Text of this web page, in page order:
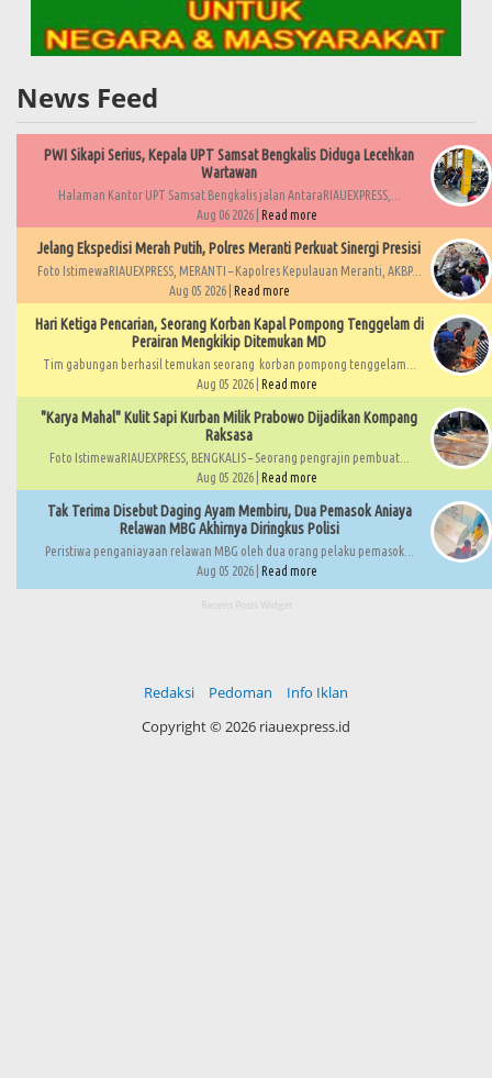
News Feed
PWI Sikapi Serius, Kepala UPT Samsat Bengkalis Diduga Lecehkan
Wartawan
Halaman Kantor UPT Samsat Bengkalis jalan AntaraRIAUEXPRESS,...
Aug 06 2026 | Read more
Jelang Ekspedisi Merah Putih, Polres Meranti Perkuat Sinergi Presisi
Foto IstimewaRIAUEXPRESS, MERANTI – Kapolres Kepulauan Meranti, AKBP...
Aug 05 2026 | Read more
Hari Ketiga Pencarian, Seorang Korban Kapal Pompong Tenggelam di
Perairan Mengkikip Ditemukan MD
Tim gabungan berhasil temukan seorang korban pompong tenggelam...
Aug 05 2026 | Read more
"Karya Mahal" Kulit Sapi Kurban Milik Prabowo Dijadikan Kompang
Raksasa
Foto IstimewaRIAUEXPRESS, BENGKALIS – Seorang pengrajin pembuat...
Aug 05 2026 | Read more
Tak Terima Disebut Daging Ayam Membiru, Dua Pemasok Aniaya
Relawan MBG Akhirnya Diringkus Polisi
Peristiwa penganiayaan relawan MBG oleh dua orang pelaku pemasok...
Aug 05 2026 | Read more
Recent Posts Widget
Redaksi Pedoman
Info Iklan
Copyright © 2026 riauexpress.id